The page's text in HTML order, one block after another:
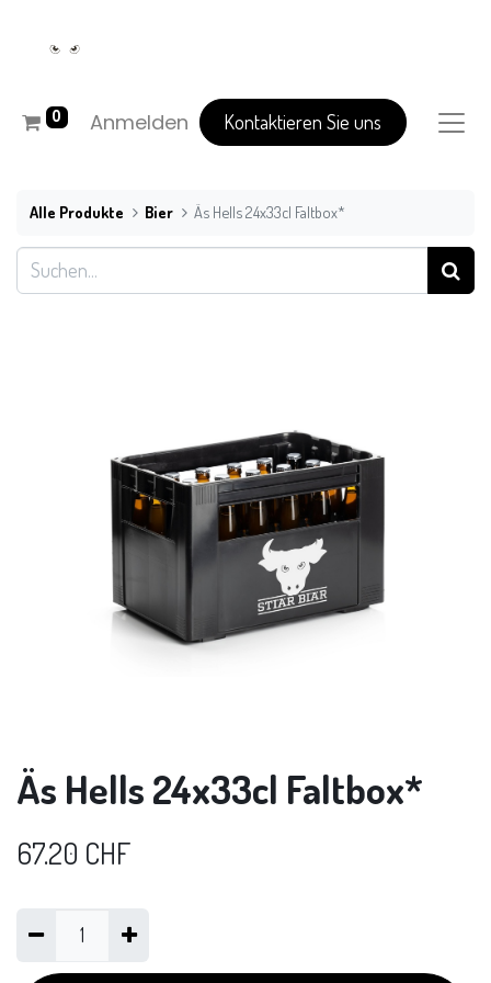
0 Anmelden Kontaktieren Sie uns
Alle Produkte Bier Äs Hells 24x33cl Faltbox*
Äs Hells 24x33cl Faltbox*
67.20 CHF